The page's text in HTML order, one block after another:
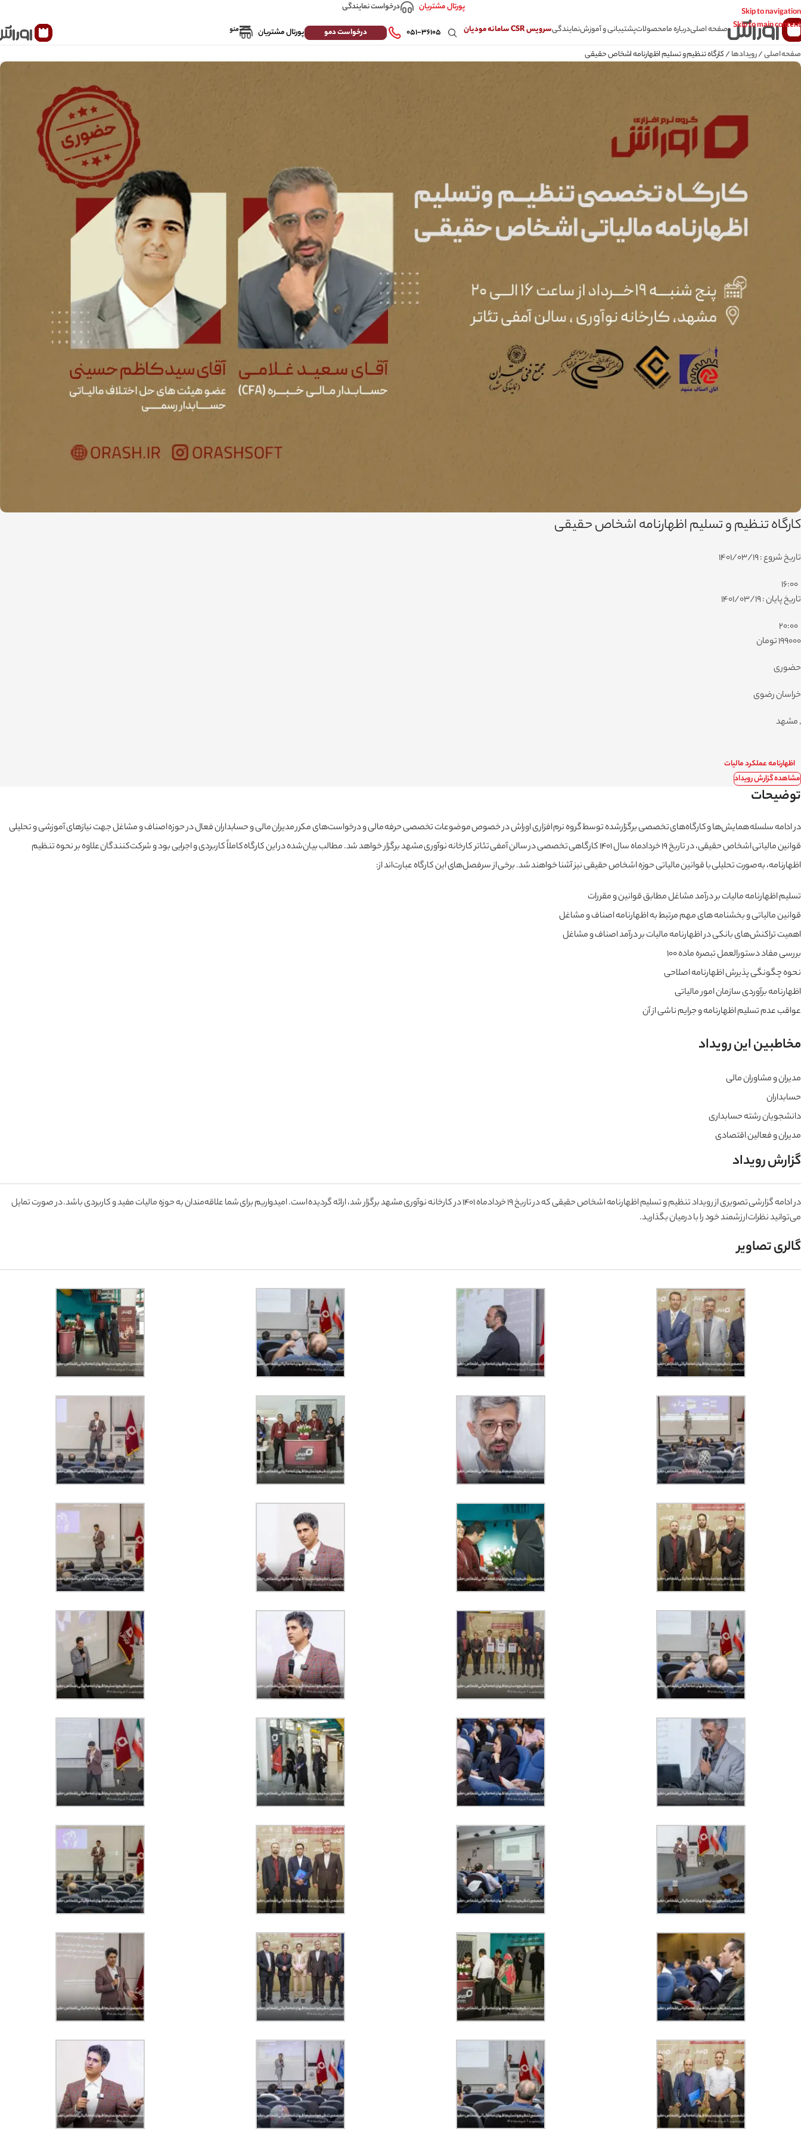
Skip to navigation
Skip to main content
پورتال مشتریان
درخواست نمایندگی
صفحه اصلیدرباره مامحصولاتپشتیبانی و آموزشنمایندگیسرویس CSR سامانه مودیان ۰۵۱-۳۶۱۰۵ درخواست دمو پورتال مشتریان منو
صفحه اصلی/رویدادها/کارگاه تنظیم و تسلیم اظهارنامه اشخاص حقیقی
کارگاه تنظیم و تسلیم اظهارنامه اشخاص حقیقی
تاریخ شروع : 1401/03/19
16:00
تاریخ پایان : 1401/03/19
20:00
199000 تومان
حضوری
خراسان رضوی
, مشهد
اظهارنامه عملکرد مالیات
مشاهده گزارش رویداد
توضیحات
در ادامه سلسله همایش‌ها و کارگاه‌های تخصصی برگزارشده توسط گروه نرم افزاری اوراش در خصوص موضوعات تخصصی حرفه مالی و درخواست‌های مکرر مدیران مالی و حسابداران فعال در حوزه اصناف و مشاغل جهت نیازهای آموزشی و تحلیلی
قوانین مالیاتی اشخاص حقیقی، در تاریخ 19 خردادماه سال 1401 کارگاهی تخصصی در سالن آمفی تئاتر کارخانه نوآوری مشهد برگزار خواهد شد. مطالب بیان‌شده در این کارگاه کاملاً کاربردی و اجرایی بود و شرکت‌کنندگان علاوه بر نحوه تنظیم
اظهارنامه، به‌صورت تحلیلی با قوانین مالیاتی حوزه اشخاص حقیقی نیز آشنا خواهند شد. برخی از سرفصل‌های این کارگاه عبارت‌اند از:
تسلیم اظهارنامه مالیات بر درآمد مشاغل مطابق قوانین و مقررات
قوانین مالیاتی و بخشنامه های مهم مرتبط به اظهارنامه اصناف و مشاغل
اهمیت تراکنش‌های بانکی در اظهارنامه مالیات بر درآمد اصناف و مشاغل
بررسی مفاد دستورالعمل تبصره ماده ۱۰۰
نحوه چگونگی پذیرش اظهارنامه اصلاحی
اظهارنامه برآوردی سازمان امور مالیاتی
عواقب عدم تسلیم اظهارنامه و جرایم ناشی از آن
مخاطبین این رویداد
مدیران و مشاوران مالی
حسابداران
دانشجویان رشته حسابداری
مدیران و فعالین اقتصادی
گزارش رویداد
در ادامه گزارشی تصویری از رویداد تنظیم و تسلیم اظهارنامه اشخاص حقیقی که در تاریخ 19 خردادماه 1401 در کارخانه نوآوری مشهد برگزار شد، ارائه گردیده است. امیدواریم برای شما علاقه‌مندان به حوزه مالیات مفید و کاربردی باشد. در صورت تمایل
می‌توانید نظرات ارزشمند خود را با درمیان بگذارید.
گالری تصاویر